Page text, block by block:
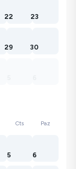
22 23
29 30
Cts Paz
5 6